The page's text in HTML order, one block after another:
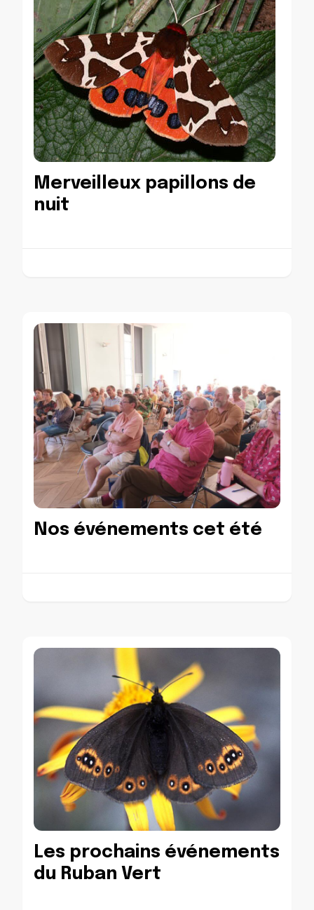
Merveilleux papillons de
nuit
Nos événements cet été
Les prochains événements
du Ruban Vert